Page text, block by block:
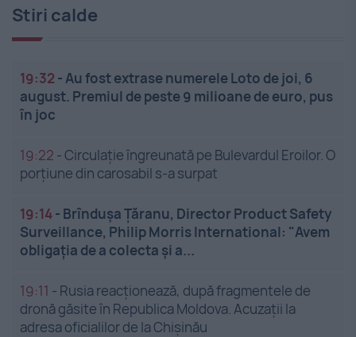
Stiri calde
19:32 -Au fost extrase numerele Loto de joi, 6
august. Premiul de peste 9 milioane de euro, pus
în joc
19:22 -Circulație îngreunată pe Bulevardul Eroilor. O
porțiune din carosabil s-a surpat
19:14- Brîndușa Țăranu, Director Product Safety
Surveillance, Philip Morris International: "Avem
obligația de a colecta și a...
19:11 - Rusia reacționează, după fragmentele de
dronă găsite în Republica Moldova. Acuzații la
adresa oficialilor de la Chișinău